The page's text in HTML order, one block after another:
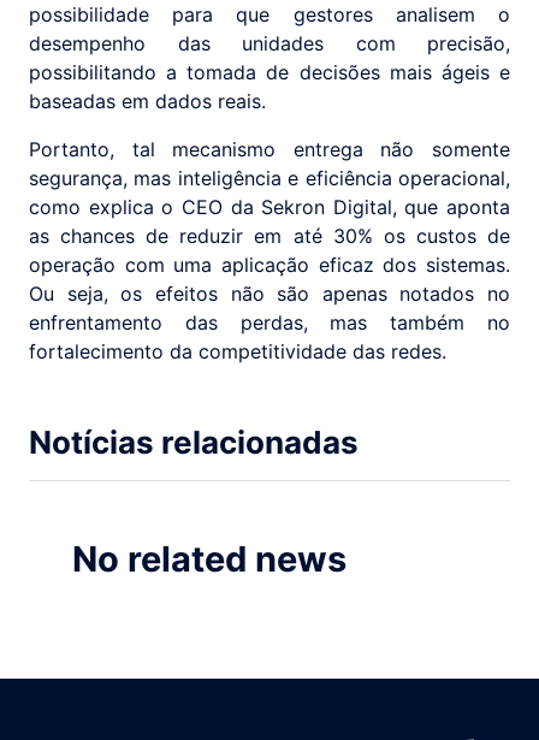
possibilidade para que gestores analisem o
desempenho das unidades com precisão,
possibilitando a tomada de decisões mais ágeis e
baseadas em dados reais.
Portanto, tal mecanismo entrega não somente
segurança, mas inteligência e eficiência operacional,
como explica o CEO da Sekron Digital, que aponta
as chances de reduzir em até 30% os custos de
operação com uma aplicação eficaz dos sistemas.
Ou seja, os efeitos não são apenas notados no
enfrentamento das perdas, mas também no
fortalecimento da competitividade das redes.
Notícias relacionadas
No related news